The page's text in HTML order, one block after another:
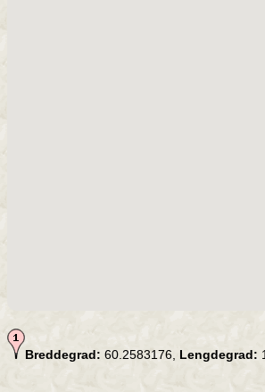
Breddegrad: 60.2583176, Lengdegrad: